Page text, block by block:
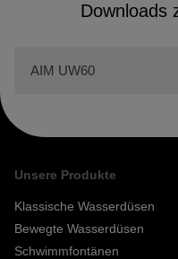
Downloads
AIM UW60
Unsere Produkte
Klassische Wasserdüsen
Bewegte Wasserdüsen
Schwimmfontänen